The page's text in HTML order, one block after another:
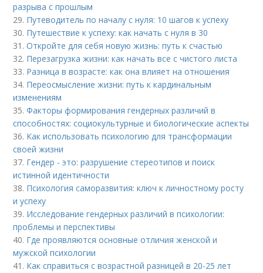
разрыва с прошлым
29. Путеводитель по началу с нуля: 10 шагов к успеху
30. Путешествие к успеху: как начать с нуля в 30
31.Откройте для себя новую жизнь: путь к счастью
32. Перезагрузка жизни: как начать все с чистого листа
33. Разница в возрасте: как она влияет на отношения
34. Переосмысление жизни: путь к кардинальным
изменениям
35.Факторы формирования гендерных различий в
способностях: социокультурные и биологические аспекты
36. Как использовать психологию для трансформации
своей жизни
37. Гендер - это: разрушение стереотипов и поиск
истинной идентичности
38. Психология саморазвития: ключ к личностному росту
и успеху
39. Исследование гендерных различий в психологии:
проблемы и перспективы
40. Где проявляются основные отличия женской и
мужской психологии
41. Как справиться с возрастной разницей в 20-25 лет